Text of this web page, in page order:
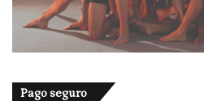
Pago seguro